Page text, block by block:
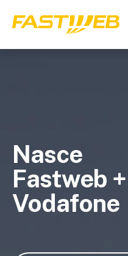
Nasce
Fastweb +
Vodafone